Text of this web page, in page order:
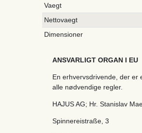
Vaegt
Nettovaegt
Dimensioner
ANSVARLIGT ORGAN I EU
En erhvervsdrivende, der er
alle nødvendige regler.
HAJUS AG; Hr. Stanislav
Spinnereistraße 3